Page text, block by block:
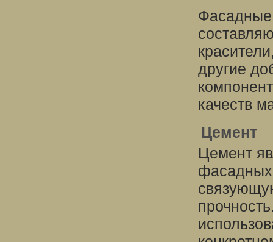
Фасадные
другие
качеств
Цемент
Цемент
фасадных